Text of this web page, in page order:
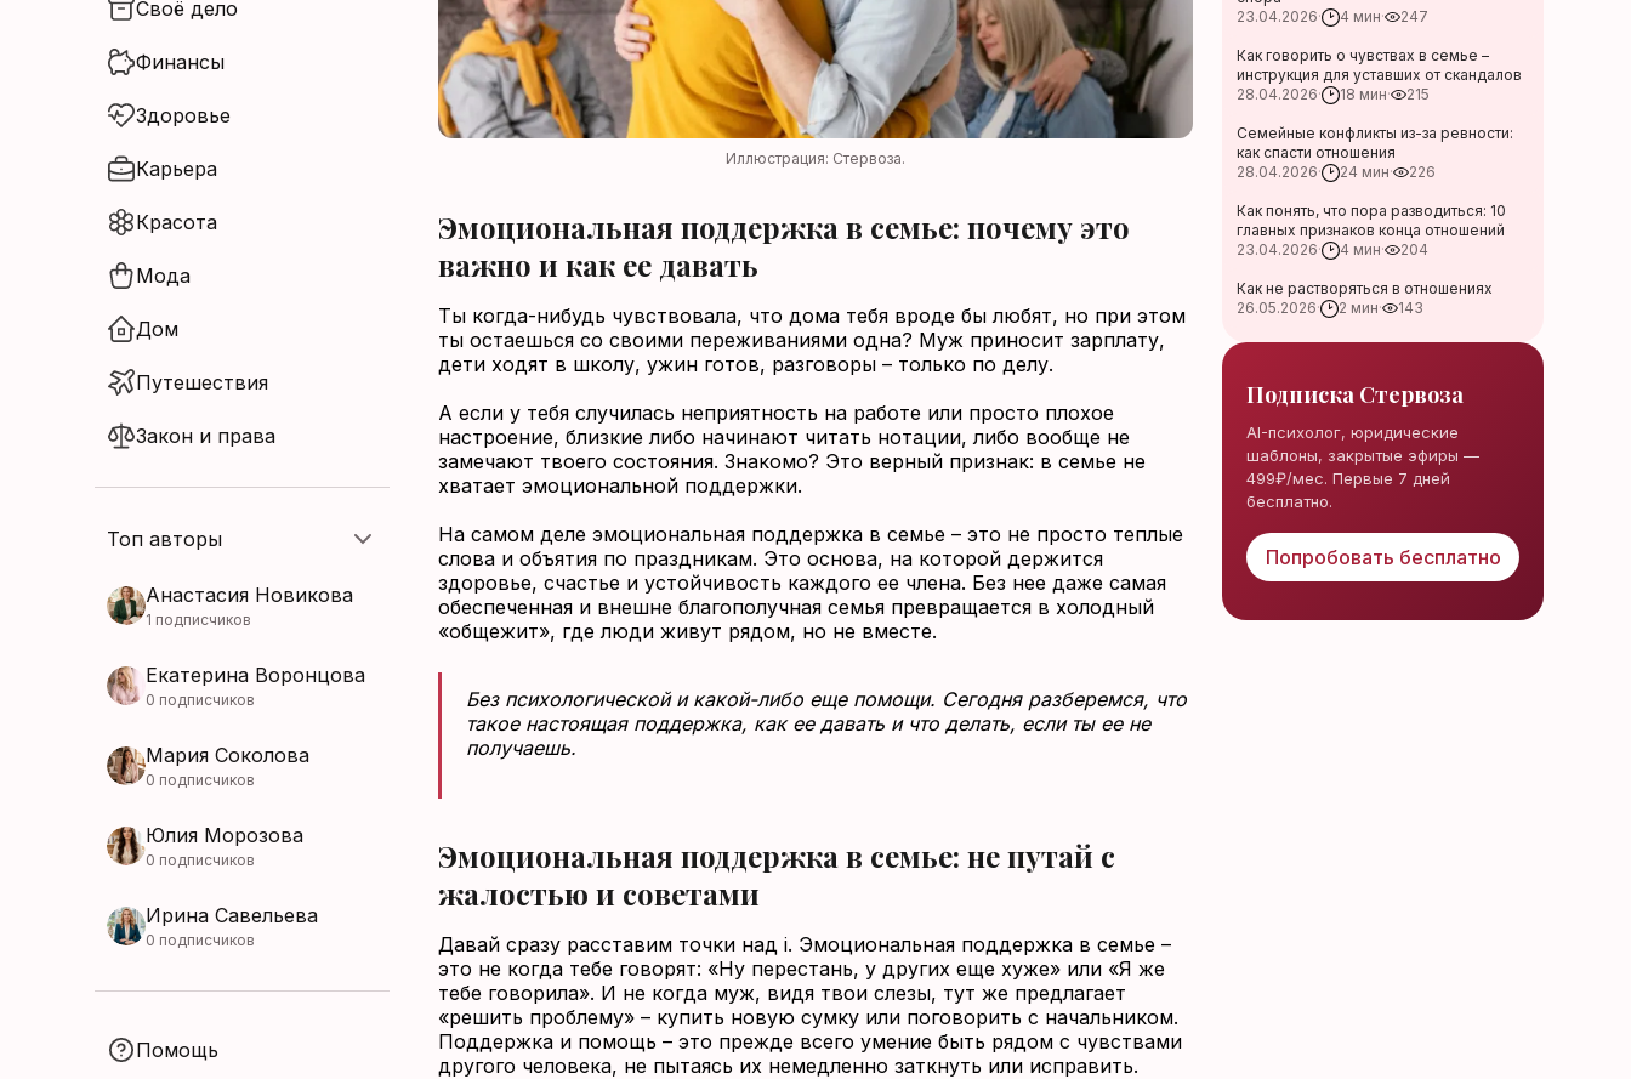
Своё дело
Финансы
Здоровье
Карьера
Красота
Мода
Дом
Путешествия
Закон и права
Топ авторы
Анастасия Новикова
1 подписчиков
Екатерина Воронцова
0 подписчиков
Мария Соколова
0 подписчиков
Юлия Морозова
0 подписчиков
Ирина Савельева
0 подписчиков
Помощь
Иллюстрация: Стервоза.
Эмоциональная поддержка в семье: почему это
важно и как ее давать
Ты когда-нибудь чувствовала, что дома тебя вроде бы любят, но при этом
ты остаешься со своими переживаниями одна? Муж приносит зарплату,
дети ходят в школу, ужин готов, разговоры – только по делу.
А если у тебя случилась неприятность на работе или просто плохое
настроение, близкие либо начинают читать нотации, либо вообще не
замечают твоего состояния. Знакомо? Это верный признак: в семье не
хватает эмоциональной поддержки.
На самом деле эмоциональная поддержка в семье – это не просто теплые
слова и объятия по праздникам. Это основа, на которой держится
здоровье, счастье и устойчивость каждого ее члена. Без нее даже самая
обеспеченная и внешне благополучная семья превращается в холодный
«общежит», где люди живут рядом, но не вместе.
Без психологической и какой-либо еще помощи. Сегодня разберемся, что
такое настоящая поддержка, как ее давать и что делать, если ты ее не
получаешь.
Эмоциональная поддержка в семье: не путай с
жалостью и советами
Давай сразу расставим точки над i. Эмоциональная поддержка в семье –
это не когда тебе говорят: «Ну перестань, у других еще хуже» или «Я же
тебе говорила». И не когда муж, видя твои слезы, тут же предлагает
«решить проблему» – купить новую сумку или поговорить с начальником.
Поддержка и помощь – это прежде всего умение быть рядом с чувствами
другого человека, не пытаясь их немедленно заткнуть или исправить.
23.04.2026· 4 мин· 247
Как говорить о чувствах в семье –
инструкция для уставших от скандалов
28.04.2026· 18 мин· 215
Семейные конфликты из-за ревности:
как спасти отношения
28.04.2026· 24 мин· 226
Как понять, что пора разводиться: 10
главных признаков конца отношений
23.04.2026· 4 мин· 204
Как не растворяться в отношениях
26.05.2026· 2 мин· 143
Подписка Стервоза
AI-психолог, юридические
шаблоны, закрытые эфиры —
499₽/мес. Первые 7 дней
бесплатно.
Попробовать бесплатно